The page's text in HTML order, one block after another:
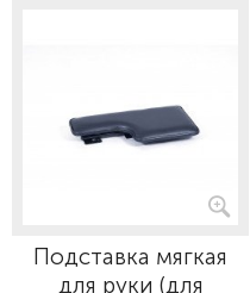
Подставка мягкая
для руки (для